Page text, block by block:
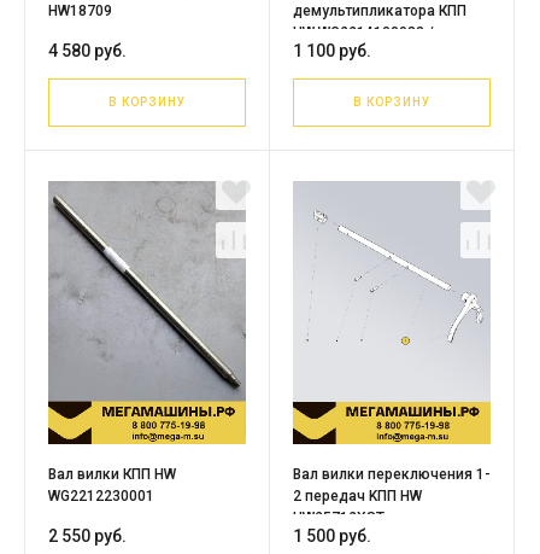
HW18709
4 580 руб.
В КОРЗИНУ
демультипликатора КПП
HW WG2214100033 /
Оригинал
1 100 руб.
В КОРЗИНУ
Вал вилки КПП HW
WG2212230001
2 550 руб.
Вал вилки переключения 1-
2 передач KПП HW
HW25712XST
WG2212220054
1 500 руб.